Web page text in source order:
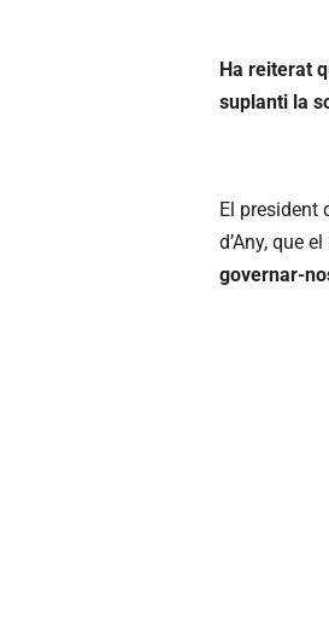
Ha reiterat
suplanti la
El president
d’Any, que
governar-